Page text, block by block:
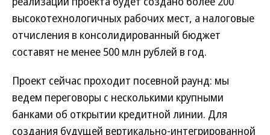
высокотехнологичных рабочих мест, а налоговые
отчисления в консолидированный бюджет
составят не менее 500 млн рублей в год.
Проект сейчас проходит посевной раунд: мы
ведем переговоры с несколькими крупными
банками об открытии кредитной линии. Для
создания будущей вертикально-интегрированной